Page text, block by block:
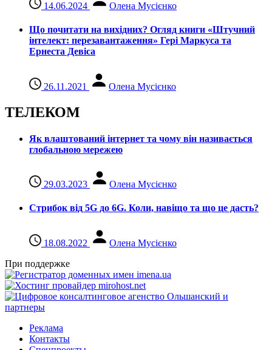
14.06.2024 Олена Мусієнко
Що почитати на вихідних? Огляд книги «Штучний
інтелект: перезавантаження» Гері Маркуса та
Ернеста Девіса
26.11.2021 Олена Мусієнко
ТЕЛЕКОМ
Як влаштований інтернет та чому він називається
глобальною мережею
29.03.2023 Олена Мусієнко
Стрибок від 5G до 6G. Коли, навіщо та що це даcть?
18.08.2022
Олена Мусієнко
При поддержке
Реклама
Контакты